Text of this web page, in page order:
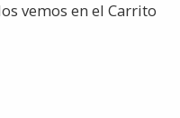
vemos en el Carrito